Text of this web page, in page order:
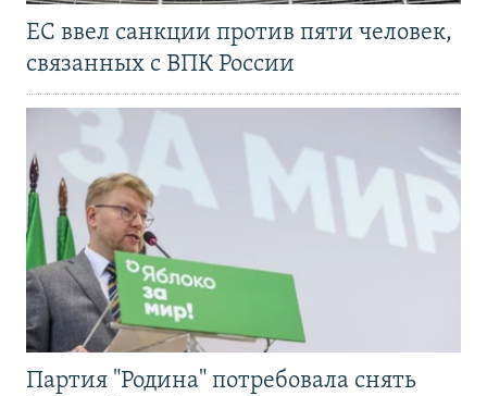
ЕС ввел санкции против пяти человек,
связанных с ВПК России
Партия "Родина" потребовала снять